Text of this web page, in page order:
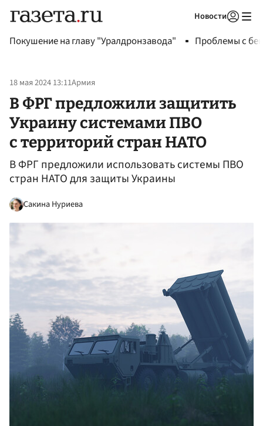
Новости
Покушение на главу "Уралдронзавода" Проблемы с
18 мая 2024 13:11Армия
В ФРГ предложили защитить
Украину системами ПВО
с территорий стран НАТО
В ФРГ предложили использовать системы ПВО
стран НАТО для защиты Украины
Сакина Нуриева